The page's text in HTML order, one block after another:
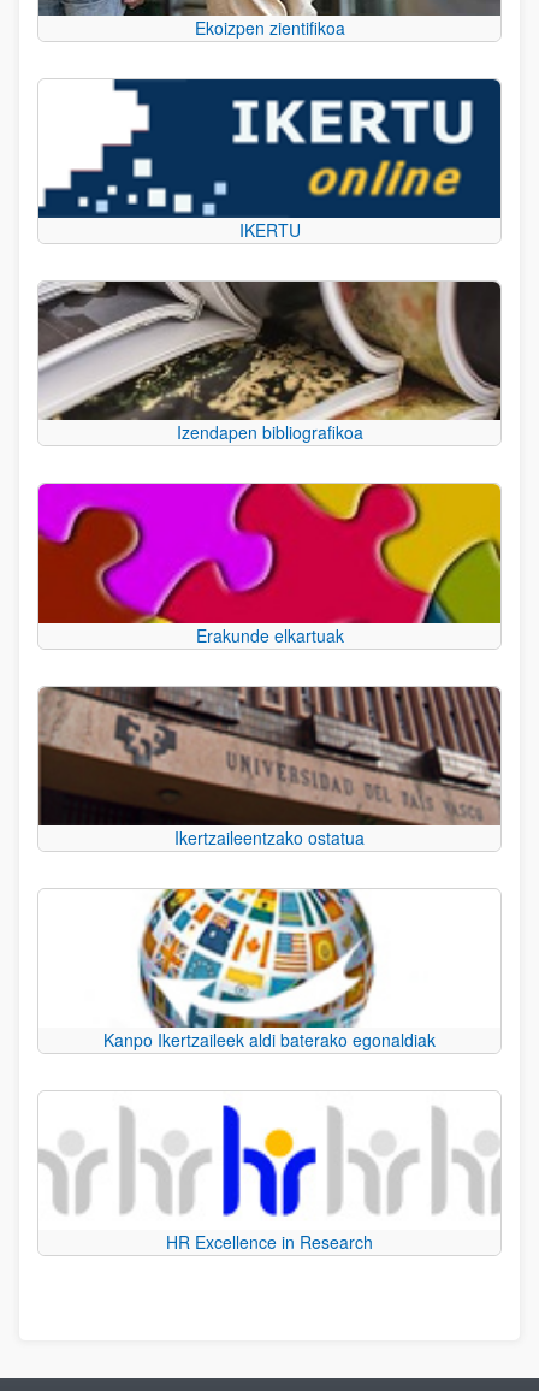
Ekoizpen zientifikoa
IKERTU
Izendapen bibliografikoa
Erakunde elkartuak
Ikertzaileentzako ostatua
Kanpo Ikertzaileek aldi baterako egonaldiak
HR Excellence in Research